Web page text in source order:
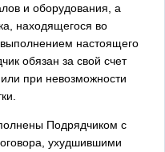
и оборудования, а
находящегося во
настоящего
обязан за свой счет
при невозможности
Подрядчиком с
ухудшившими